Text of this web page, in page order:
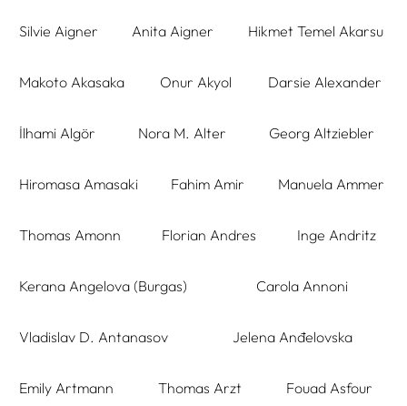
Silvie Aigner Anita Aigner Hikmet Temel Akarsu
Makoto Akasaka Onur Akyol Darsie Alexander
İlhami Algör Nora M. Alter Georg Altziebler
Hiromasa Amasaki Fahim Amir Manuela Ammer
Thomas Amonn Florian Andres Inge Andritz
Kerana Angelova (Burgas) Carola Annoni
Vladislav D. Antanasov Jelena Anđelovska
Emily Artmann Thomas Arzt Fouad Asfour